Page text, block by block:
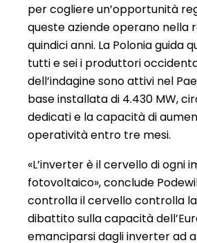
per cogliere un’opportunità
queste aziende operano nella
quindici anni. La Polonia guida
tutti e sei i produttori
dell’indagine sono attivi nel
base installata di 4.430 MW,
dedicati e la capacità di
operatività entro tre mesi.
«L’inverter è il cervello di ogni
fotovoltaico», conclude
controlla il cervello controlla
dibattito sulla capacità
emanciparsi dagli inverter ad